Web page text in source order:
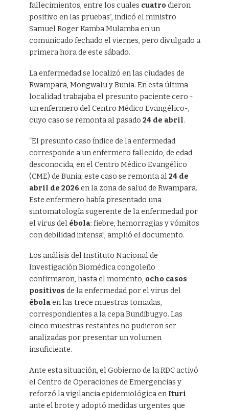
fallecimientos, entre los cuales cuatro dieron
positivo en las pruebas”, indicó el ministro
Samuel Roger Kamba Mulamba en un
comunicado fechado el viernes, pero divulgado a
primera hora de este sábado.
La enfermedad se localizó en las ciudades de
Rwampara, Mongwalu y Bunia. En esta última
localidad trabajaba el presunto paciente cero -
un enfermero del Centro Médico Evangélico-,
cuyo caso se remonta al pasado 24 de abril.
“El presunto caso índice de la enfermedad
corresponde a un enfermero fallecido, de edad
desconocida, en el Centro Médico Evangélico
(CME) de Bunia; este caso se remonta al 24 de
abril de 2026 en la zona de salud de Rwampara.
Este enfermero había presentado una
sintomatología sugerente de la enfermedad por
el virus del ébola: fiebre, hemorragias y vómitos
con debilidad intensa”, amplió el documento.
Los análisis del Instituto Nacional de
Investigación Biomédica congoleño
confirmaron, hasta el momento, ocho casos
positivos de la enfermedad por el virus del
ébolaen las trece muestras tomadas,
correspondientes a la cepa Bundibugyo. Las
cinco muestras restantes no pudieron ser
analizadas por presentar un volumen
insuficiente.
Ante esta situación, el Gobierno de la RDC activó
el Centro de Operaciones de Emergencias y
reforzó la vigilancia epidemiológica en Ituri
ante el brote y adoptó medidas urgentes que